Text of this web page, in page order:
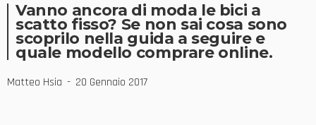
Vanno ancora di moda le bici a
scatto fisso? Se non sai cosa sono
scoprilo nella guida a seguire e
quale modello comprare online.
Matteo Hsia 20 Gennaio 2017